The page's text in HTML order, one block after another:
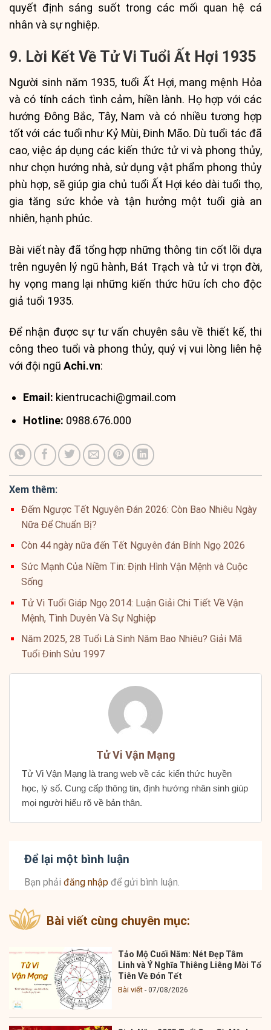
quyết định sáng suốt trong các mối quan hệ cá
nhân và sự nghiệp.
9. Lời Kết Về Tử Vi Tuổi Ất Hợi 1935
Người sinh năm 1935, tuổi Ất Hợi, mang mệnh Hỏa
và có tính cách tình cảm, hiền lành. Họ hợp với các
hướng Đông Bắc, Tây, Nam và có nhiều tương hợp
tốt với các tuổi như Kỷ Mùi, Đinh Mão. Dù tuổi tác đã
cao, việc áp dụng các kiến thức tử vi và phong thủy,
như chọn hướng nhà, sử dụng vật phẩm phong thủy
phù hợp, sẽ giúp gia chủ tuổi Ất Hợi kéo dài tuổi thọ,
gia tăng sức khỏe và tận hưởng một tuổi già an
nhiên, hạnh phúc.
Bài viết này đã tổng hợp những thông tin cốt lõi dựa
trên nguyên lý ngũ hành, Bát Trạch và tử vi trọn đời,
hy vọng mang lại những kiến thức hữu ích cho độc
giả tuổi 1935.
Để nhận được sự tư vấn chuyên sâu về thiết kế, thi
công theo tuổi và phong thủy, quý vị vui lòng liên hệ
với đội ngũ Achi.vn:
Email: kientrucachi@gmail.com
Hotline: 0988.676.000
Xem thêm:
Đếm Ngược Tết Nguyên Đán 2026: Còn Bao Nhiêu Ngày
Nữa Để Chuẩn Bị?
Còn 44 ngày nữa đến Tết Nguyên đán Bính Ngọ 2026
Sức Mạnh Của Niềm Tin: Định Hình Vận Mệnh và Cuộc
Sống
Tử Vi Tuổi Giáp Ngọ 2014: Luận Giải Chi Tiết Về Vận
Mệnh, Tình Duyên Và Sự Nghiệp
Năm 2025, 28 Tuổi Là Sinh Năm Bao Nhiêu? Giải Mã
Tuổi Đinh Sửu 1997
Tử Vi Vận Mạng
Tử Vi Vận Mạng là trang web về các kiến thức huyền
học, lý số. Cung cấp thông tin, định hướng nhân sinh giúp
mọi người hiểu rõ về bản thân.
Để lại một bình luận
Bạn phải đăng nhập để gửi bình luận.
Bài viết cùng chuyên mục:
Tảo Mộ Cuối Năm: Nét Đẹp Tâm
Linh và Ý Nghĩa Thiêng Liêng Mời Tổ
Tiên Về Đón Tết
Bài viết 07/08/2026